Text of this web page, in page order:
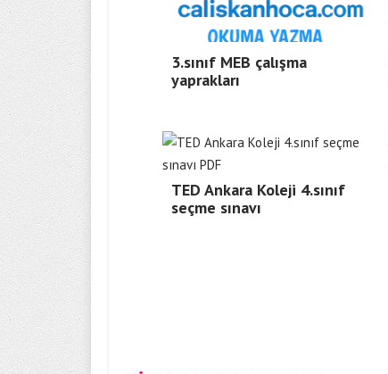
3.sınıf MEB çalışma
yaprakları
TED Ankara Koleji 4.sınıf
seçme sınavı